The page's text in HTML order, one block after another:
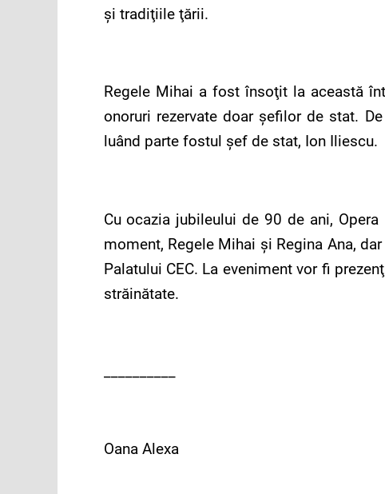
şi tradiţiile ţării.
Regele Mihai a fost însoţit la această
onoruri rezervate doar şefilor de stat.
luând parte fostul şef de stat, Ion Iliescu.
Cu ocazia jubileului de 90 de ani,
moment, Regele Mihai şi Regina Ana,
Palatului CEC. La eveniment vor fi
străinătate.
Oana Alexa